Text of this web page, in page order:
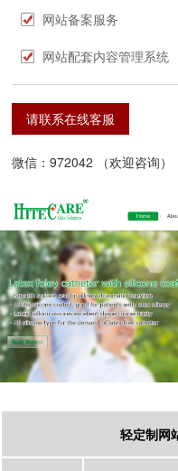
网站备案服务
网站配套内容管理系统
请联系在线客服
微信：972042 （欢迎咨询）
轻定制网